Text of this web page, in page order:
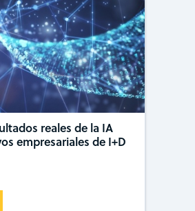
reales de la IA
empresariales de I+D